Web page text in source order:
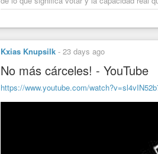
Kxias Knupsilk - 23 days ago
No más cárceles! - YouTube
https://www.youtube.com/